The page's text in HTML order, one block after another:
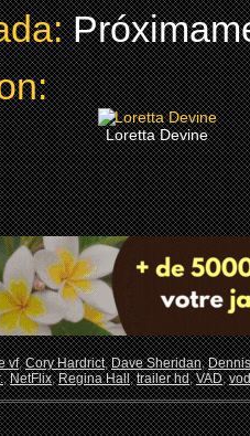
Loretta Devine
vf,Cory Hardrict,Dave Sheridan,
,NetFlix,Regina Hall,trailer hd,VAD,vod